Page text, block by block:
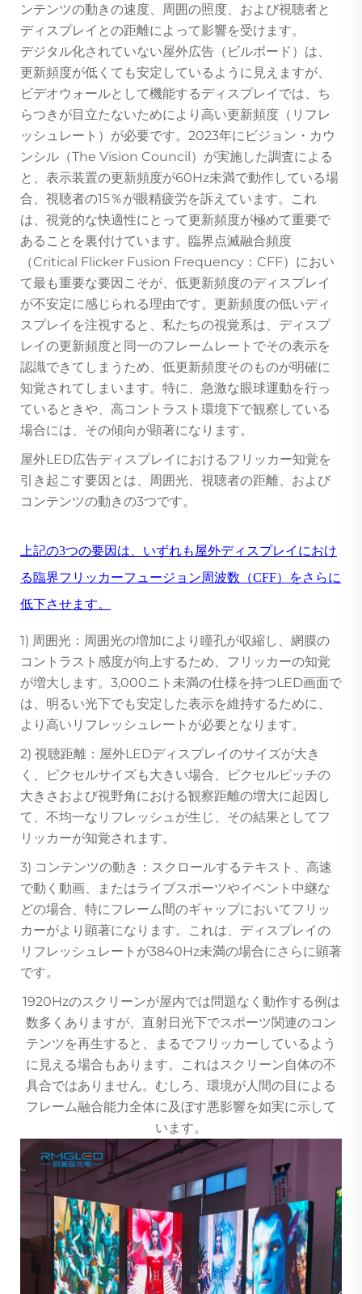
ンテンツの動きの速度、周囲の照度、および視聴者と
ディスプレイとの距離によって影響を受けます。
デジタル化されていない屋外広告（ビルボード）は、
更新頻度が低くても安定しているように見えますが、
ビデオウォールとして機能するディスプレイでは、ち
らつきが目立たないためにより高い更新頻度（リフレ
ッシュレート）が必要です。2023年にビジョン・カウ
ンシル（The Vision Council）が実施した調査による
と、表示装置の更新頻度が60Hz未満で動作している場
合、視聴者の15％が眼精疲労を訴えています。これ
は、視覚的な快適性にとって更新頻度が極めて重要で
あることを裏付けています。臨界点滅融合頻度
（Critical Flicker Fusion Frequency：CFF）におい
て最も重要な要因こそが、低更新頻度のディスプレイ
が不安定に感じられる理由です。更新頻度の低いディ
スプレイを注視すると、私たちの視覚系は、ディスプ
レイの更新頻度と同一のフレームレートでその表示を
認識できてしまうため、低更新頻度そのものが明確に
知覚されてしまいます。特に、急激な眼球運動を行っ
ているときや、高コントラスト環境下で観察している
場合には、その傾向が顕著になります。
屋外LED広告ディスプレイにおけるフリッカー知覚を
引き起こす要因とは、周囲光、視聴者の距離、および
コンテンツの動きの3つです。
上記の3つの要因は、いずれも屋外ディスプレイにおけ
る臨界フリッカーフュージョン周波数（CFF）をさらに
低下させます。
1) 周囲光：周囲光の増加により瞳孔が収縮し、網膜の
コントラスト感度が向上するため、フリッカーの知覚
が増大します。3,000ニト未満の仕様を持つLED画面で
は、明るい光下でも安定した表示を維持するために、
より高いリフレッシュレートが必要となります。
2) 視聴距離：屋外LEDディスプレイのサイズが大き
く、ピクセルサイズも大きい場合、ピクセルピッチの
大きさおよび視野角における観察距離の増大に起因し
て、不均一なリフレッシュが生じ、その結果としてフ
リッカーが知覚されます。
3) コンテンツの動き：スクロールするテキスト、高速
で動く動画、またはライブスポーツやイベント中継な
どの場合、特にフレーム間のギャップにおいてフリッ
カーがより顕著になります。これは、ディスプレイの
リフレッシュレートが3840Hz未満の場合にさらに顕著
です。
1920Hzのスクリーンが屋内では問題なく動作する例は
数多くありますが、直射日光下でスポーツ関連のコン
テンツを再生すると、まるでフリッカーしているよう
に見える場合もあります。これはスクリーン自体の不
具合ではありません。むしろ、環境が人間の目による
フレーム融合能力全体に及ぼす悪影響を如実に示して
います。